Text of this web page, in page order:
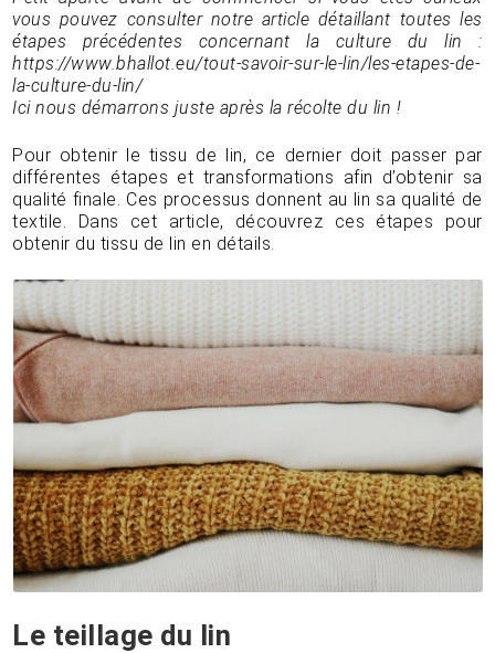
vous pouvez consulter notre article détaillant toutes les
étapes précédentes concernant la culture du lin :
https://www.bhallot.eu/tout-savoir-sur-le-lin/les-etapes-de-
la-culture-du-lin/
Ici nous démarrons juste après la récolte du lin !
Pour obtenir le tissu de lin, ce dernier doit passer par
différentes étapes et transformations afin d’obtenir sa
qualité finale. Ces processus donnent au lin sa qualité de
textile. Dans cet article, découvrez ces étapes pour
obtenir du tissu de lin en détails.
Le teillage du lin